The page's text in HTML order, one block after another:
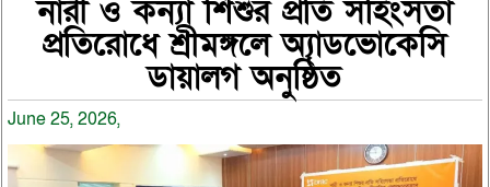
নারী ও কন্যা শিশুর প্রতি সহিংসতা
প্রতিরোধে শ্রীমঙ্গলে অ্যাডভোকেসি
ডায়ালগ অনুষ্ঠিত
June 25, 2026,